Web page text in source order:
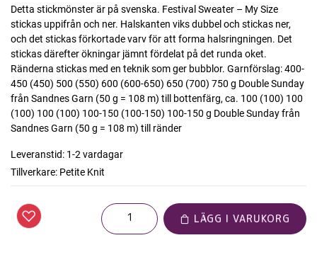
Detta stickmönster är på svenska. Festival Sweater – My Size
stickas uppifrån och ner. Halskanten viks dubbel och stickas ner,
och det stickas förkortade varv för att forma halsringningen. Det
stickas därefter ökningar jämnt fördelat på det runda oket.
Ränderna stickas med en teknik som ger bubblor. Garnförslag: 400-
450 (450) 500 (550) 600 (600-650) 650 (700) 750 g Double Sunday
från Sandnes Garn (50 g = 108 m) till bottenfärg, ca. 100 (100) 100
(100) 100 (100) 100-150 (100-150) 100-150 g Double Sunday från
Sandnes Garn (50 g = 108 m) till ränder
Leveranstid: 1-2 vardagar
Tillverkare: Petite Knit
LÄGG I VARUKORG